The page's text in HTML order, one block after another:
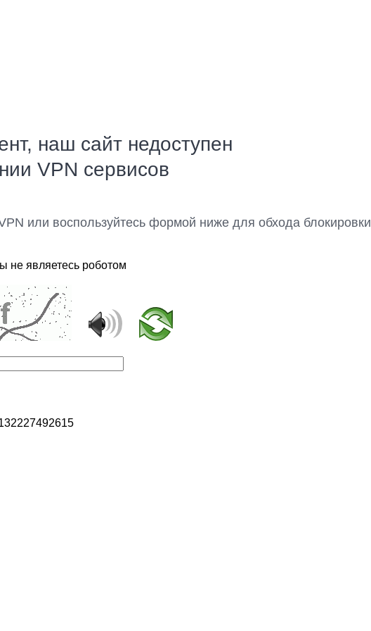
наш сайт недоступен
VPN сервисов
или воспользуйтесь формой ниже для обхода блокировки
не являетесь роботом